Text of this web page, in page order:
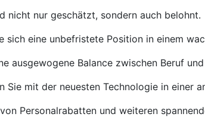
nicht nur geschätzt, sondern auch belohnt.
sich eine unbefristete Position in einem
ausgewogene Balance zwischen Beruf
Sie mit der neuesten Technologie in einer
Personalrabatten und weiteren